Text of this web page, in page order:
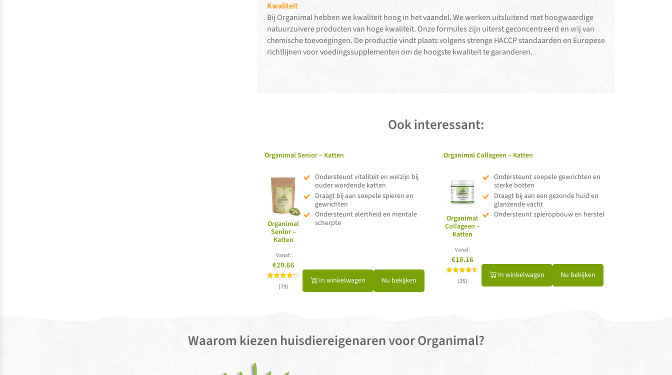
Kwaliteit
Bij Organimal hebben we kwaliteit hoog in het vaandel. We werken uitsluitend met hoogwaardige
natuurzuivere producten van hoge kwaliteit. Onze formules zijn uiterst geconcentreerd en vrij van
chemische toevoegingen. De productie vindt plaats volgens strenge HACCP standaarden en Europese
richtlijnen voor voedingssupplementen om de hoogste kwaliteit te garanderen.
Ook interessant:
Organimal Senior – Katten
Organimal
Senior –
Katten
Vanaf:
€20.66
Gewaardeerd
4.20
(79)
Ondersteunt vitaliteit en welzijn bij
ouder wordende katten
Draagt bij aan soepele spieren en
gewrichten
Ondersteunt alertheid en mentale
scherpte
In winkelwagen Nu bekijken
Organimal Collageen – Katten
Organimal
Collageen –
Katten
Vanaf:
€16.16
Gewaardeerd
4.51
(35)
Ondersteunt soepele gewrichten en
sterke botten
Draagt bij aan een gezonde huid en
glanzende vacht
Ondersteunt spieropbouw en herstel
In winkelwagen Nu bekijken
Waarom kiezen huisdiereigenaren voor Organimal?